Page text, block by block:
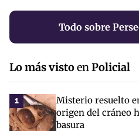
Todo sobre
Lo más vistoenPolicial
1
Misterio resuelto
origen del cráneo
basura